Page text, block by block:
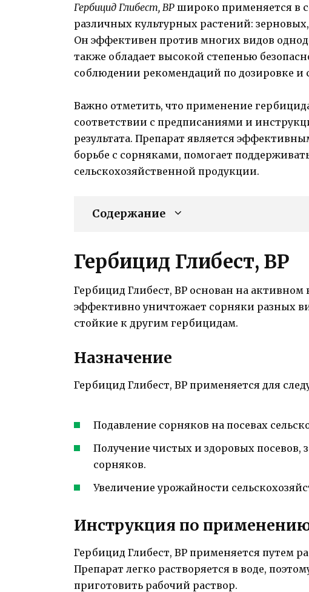
Гербицид Глибест, ВР широко применяется в
различных культурных растений:
Он эффективен против многих видов
также обладает высокой степенью
соблюдении рекомендаций по дозировке и
Важно отметить, что применение
соответствии с предписаниями и
результата. Препарат является
борьбе с сорняками, помогает
сельскохозяйственной продукции.
Содержание
Гербицид Глибест, ВР
Гербицид Глибест, ВР основан на активном
эффективно уничтожает сорняки разных
стойкие к другим гербицидам.
Назначение
Гербицид Глибест, ВР применяется для
Подавление сорняков на посевах
Получение чистых и здоровых
сорняков.
Увеличение урожайности
Инструкция по
Гербицид Глибест, ВР применяется путем
Препарат легко растворяется в воде,
приготовить рабочий раствор.